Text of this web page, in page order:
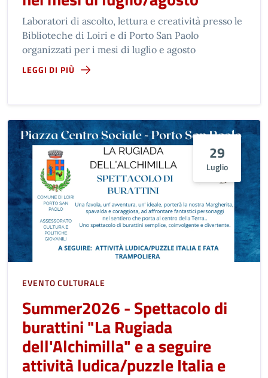
Laboratori di ascolto, lettura e creatività presso le
Biblioteche di Loiri e di Porto San Paolo
organizzati per i mesi di luglio e agosto
LEGGI DI PIÙ
29
Luglio
EVENTO CULTURALE
Summer2026 - Spettacolo di
burattini "La Rugiada
dell'Alchimilla" e a seguire
attività ludica/puzzle Italia e